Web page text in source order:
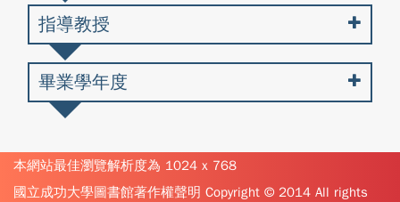
指導教授
畢業學年度
本網站最佳瀏覽解析度為 1024 x 768
國立成功大學圖書館著作權聲明 Copyright © 2014 All rights